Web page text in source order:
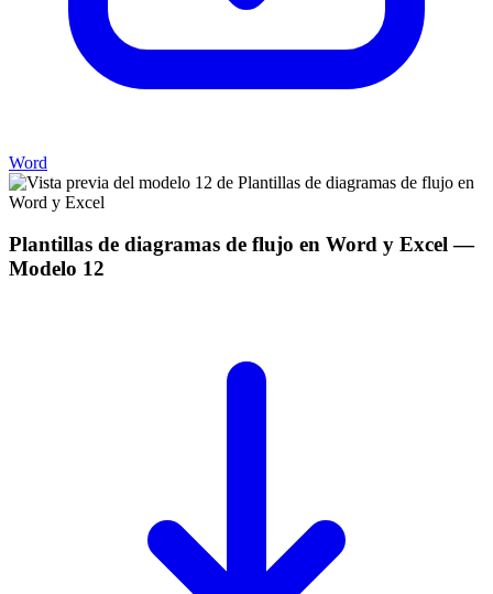
Word
Plantillas de diagramas de flujo en Word y Excel—
Modelo 12